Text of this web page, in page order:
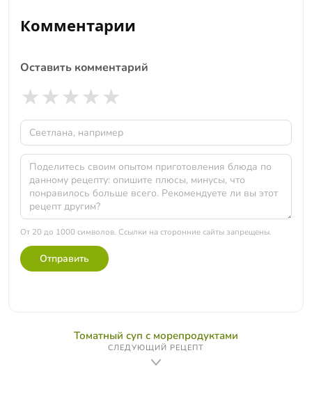
Комментарии
Оставить комментарий
★★★★★
От 20 до 1000 символов. Ссылки на сторонние сайты запрещены.
Отправить
Томатный суп с морепродуктами
СЛЕДУЮЩИЙ РЕЦЕПТ